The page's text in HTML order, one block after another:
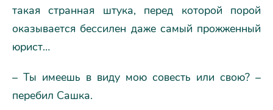
такая странная штука, перед которой порой
оказывается бессилен даже самый прожженный
юрист…
– Ты имеешь в виду мою совесть или свою? –
перебил Сашка.